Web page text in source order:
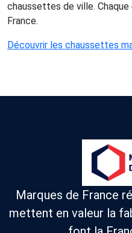
chaussettes de ville.
France.
Découvrir les chaussettes
Marques de France
mettent en valeur la